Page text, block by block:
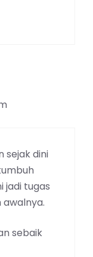
sejak dini
jadi tugas
sebaik